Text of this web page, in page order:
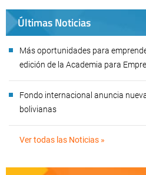
Últimas Noticias
Más oportunidades para
edición de la Academia para
Fondo internacional anuncia
bolivianas
Ver todas las Noticias »